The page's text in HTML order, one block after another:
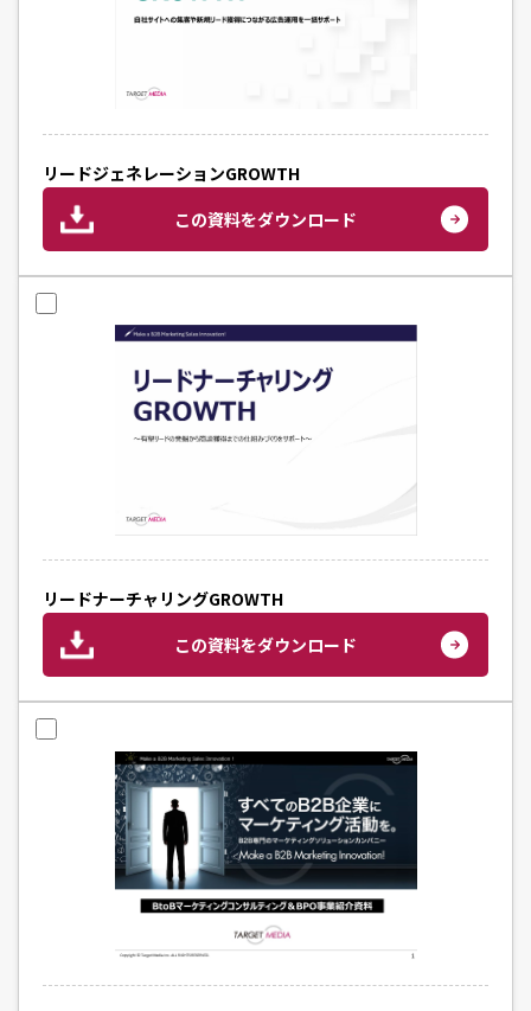
リードジェネレーションGROWTH
この資料をダウンロード
リードナーチャリングGROWTH
この資料をダウンロード